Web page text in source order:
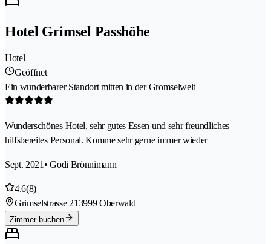
Hotel Grimsel Passhöhe
Hotel
Geöffnet
Ein wunderbarer Standort mitten in der Gromselwelt
Wunderschönes Hotel, sehr gutes Essen und sehr freundliches
hilfsbereites Personal. Komme sehr gerne immer wieder
Sept. 2021 • Godi Brönnimann
4.6(8)
Grimselstrasse 213999 Oberwald
Zimmer buchen